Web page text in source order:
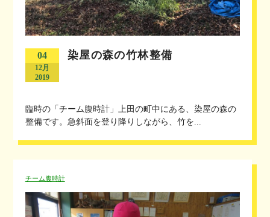
04
12月
2019
染屋の森の竹林整備
臨時の「チーム腹時計」上田の町中にある、染屋の森の
整備です。急斜面を登り降りしながら、竹を...
チーム腹時計